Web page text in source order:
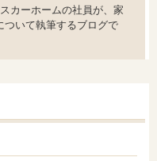
カーホームの社員が、家
ついて執筆するブログで